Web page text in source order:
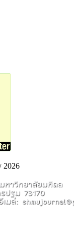
2026